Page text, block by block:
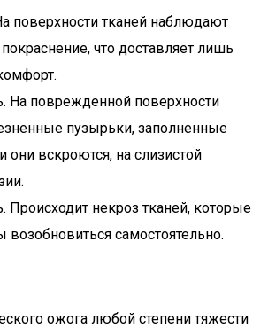
поверхности тканей наблюдают
что доставляет лишь
На поврежденной поверхности
пузырьки, заполненные
они вскроются, на слизистой
Происходит некроз тканей, которые
самостоятельно.
ожога любой степени тяжести